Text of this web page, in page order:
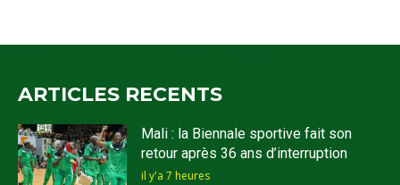
ARTICLES RECENTS
Mali : la Biennale sportive fait son
retour après 36 ans d’interruption
il y'a 7 heures